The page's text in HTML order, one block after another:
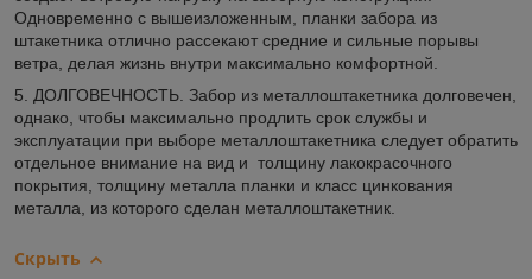
Одновременно с вышеизложенным, планки забора из
штакетника отлично рассекают средние и сильные порывы
ветра, делая жизнь внутри максимально комфортной.
5. ДОЛГОВЕЧНОСТЬ. Забор из металлоштакетника долговечен,
однако, чтобы максимально продлить срок службы и
эксплуатации при выборе металлоштакетника следует обратить
отдельное внимание на вид и толщину лакокрасочного
покрытия, толщину металла планки и класс цинкования
металла, из которого сделан металлоштакетник.
Скрыть